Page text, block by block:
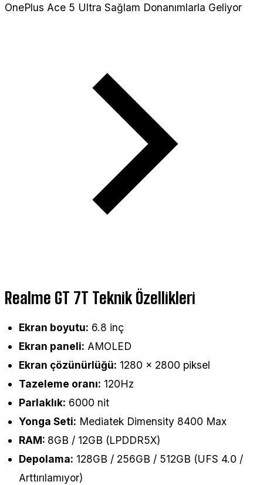
OnePlus Ace 5 Ultra Sağlam Donanımlarla Geliyor
Realme GT 7T Teknik Özellikleri
Ekran boyutu: 6.8 inç
Ekran paneli: AMOLED
Ekran çözünürlüğü: 1280 x 2800 piksel
Tazeleme oranı: 120Hz
Parlaklık: 6000 nit
Yonga Seti: Mediatek Dimensity 8400 Max
RAM: 8GB / 12GB (LPDDR5X)
Depolama: 128GB / 256GB / 512GB (UFS 4.0 /
Arttırılamıyor)